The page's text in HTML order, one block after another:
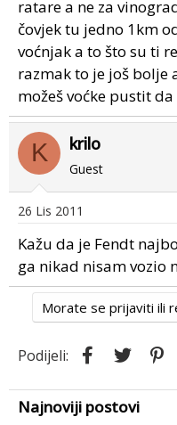
ratare a ne za
čovjek tu jedno 1km
voćnjak a to što su ti
razmak to je još
možeš voćke pustit
K krilo
Guest
26 Lis 2011
Kažu da je Fendt
ga nikad nisam vozio
Morate se prijaviti ili
Podijeli: Facebook
Twitter
Najnoviji postovi